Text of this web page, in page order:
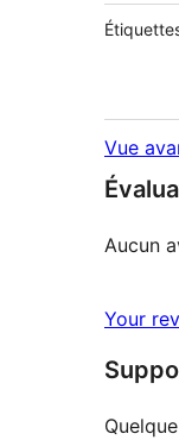
Vue
Aucun
Your